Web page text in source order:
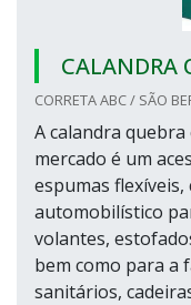
CALANDRA
CORRETA ABC / SÃO
A calandra
mercado é um
espumas
automobilístico
volantes,
bem como para a
sanitários,